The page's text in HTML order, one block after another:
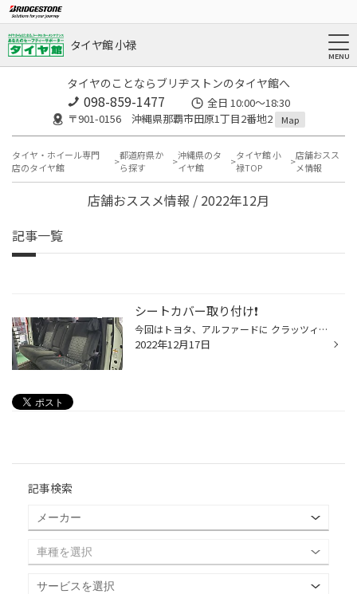
タイヤ館 小禄
タイヤのことならブリヂストンのタイヤ館へ
098-859-1477
全日 10:00～18:30
〒901-0156 沖縄県那覇市田原1丁目2番地2
Map
タイヤ・ホイール専門
店のタイヤ館
都道府県か
ら探す
沖縄県のタ
イヤ館
タイヤ館 小
禄TOP
店舗おスス
メ情報
店舗おススメ情報 / 2022年12月
記事一覧
シートカバー取り付け❗️
今回はトヨタ、アルファードに クラッツィオのリアルレザーの シートカバーの取り付けを行いました^_^ シートカバーの 見積もり、交換はぜひタイヤ館へ
2022年12月17日
記事検索